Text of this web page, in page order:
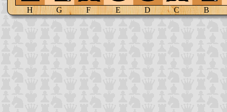
H G F E D C B